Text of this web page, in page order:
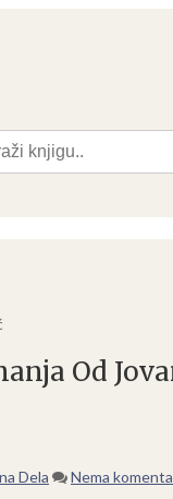
Od
Dela Nema